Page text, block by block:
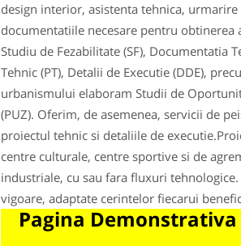
design interior, asistenta tehnica,
documentatiile necesare pentru
Studiu de Fezabilitate (SF), Documentatia
Tehnic (PT), Detalii de Executie (DDE),
urbanismului elaboram Studii de
(PUZ). Oferim, de asemenea, servicii de
proiectul tehnic si detaliile de
centre culturale, centre sportive si de
industriale, cu sau fara fluxuri
vigoare, adaptate cerintelor fiecarui
Pagina